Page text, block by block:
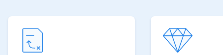
I researched at
Harvard, taught